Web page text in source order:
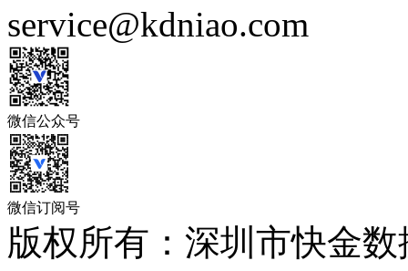
service@kdniao.com
微信公众号
微信订阅号
版权所有：深圳市快金